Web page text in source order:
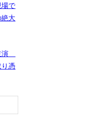
で
大
演
憑